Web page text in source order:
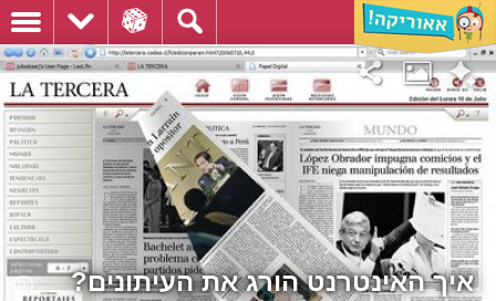
איך האינטרנט הורג את העיתונים?